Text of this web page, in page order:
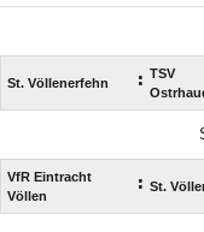
St. Völlenerfehn : TSV
VfR Eintracht
Völlen
: St.